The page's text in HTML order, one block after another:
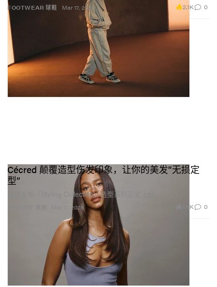
FOOTWEAR 球鞋 Mar 17, 2026 2.1K 0
Cécred 颠覆造型伤发印象，让你的美发“无损定
型”
品牌全新「Styling Collection」造型系列正式上线。
Mar 17, 2026 1.4K 0